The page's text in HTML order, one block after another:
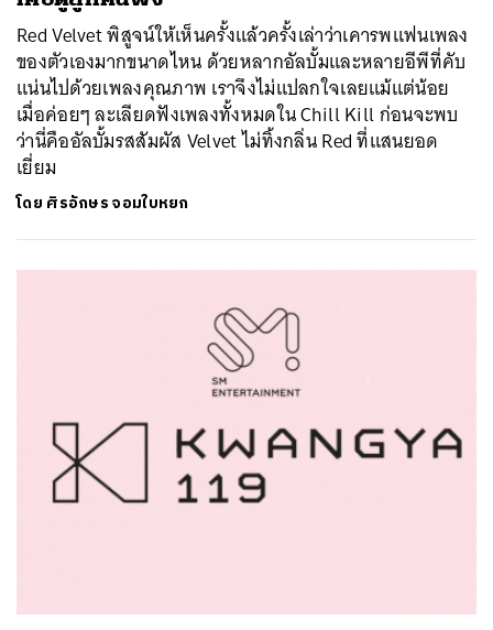
Red Velvet พิสูจน์ให้เห็นครั้งแล้วครั้งเล่าว่าเคารพแฟนเพลง
ของตัวเองมากขนาดไหน ด้วยหลากอัลบั้มและหลายอีพีที่คับ
แน่นไปด้วยเพลงคุณภาพ เราจึงไม่แปลกใจเลยแม้แต่น้อย
เมื่อค่อยๆ ละเลียดฟังเพลงทั้งหมดใน Chill Kill ก่อนจะพบ
ว่านี่คืออัลบั้มรสสัมผัส Velvet ไม่ทิ้งกลิ่น Red ที่แสนยอด
เยี่ยม
โดย ศิรอักษร จอมใบหยก